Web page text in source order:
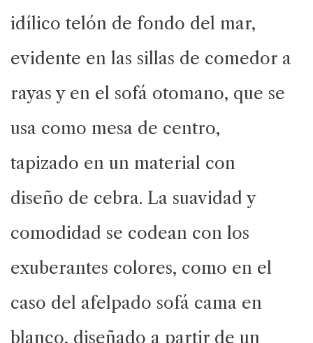
idílico telón de fondo del mar,
evidente en las sillas de comedor a
rayas y en el sofá otomano, que se
usa como mesa de centro,
tapizado en un material con
diseño de cebra. La suavidad y
comodidad se codean con los
exuberantes colores, como en el
caso del afelpado sofá cama en
blanco, diseñado a partir de un